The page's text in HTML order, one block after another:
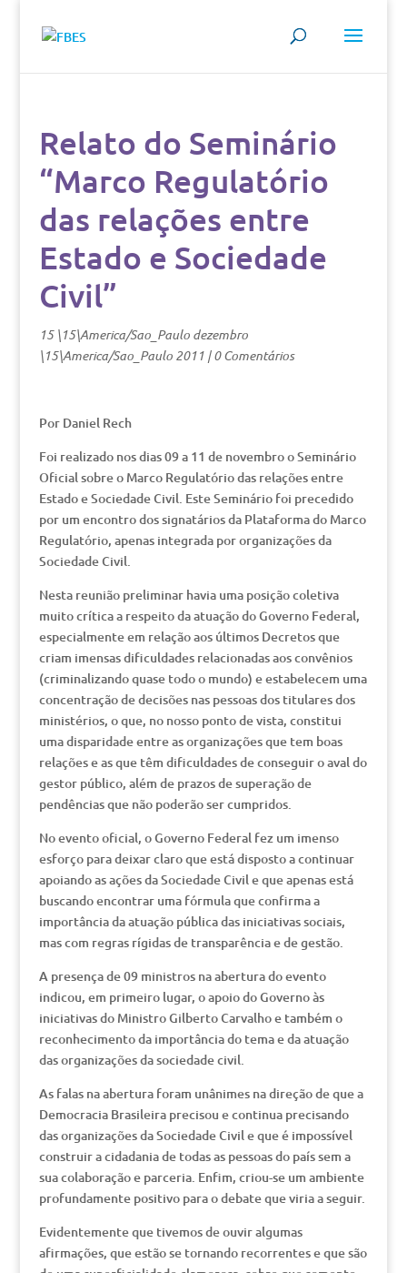
Relato do Seminário
“Marco Regulatório
das relações entre
Estado e Sociedade
Civil”
15 \15\America/Sao_Paulo dezembro
\15\America/Sao_Paulo 2011|0 Comentários
Por Daniel Rech
Foi realizado nos dias 09 a 11 de novembro o Seminário
Oficial sobre o Marco Regulatório das relações entre
Estado e Sociedade Civil. Este Seminário foi precedido
por um encontro dos signatários da Plataforma do Marco
Regulatório, apenas integrada por organizações da
Sociedade Civil.
Nesta reunião preliminar havia uma posição coletiva
muito crítica a respeito da atuação do Governo Federal,
especialmente em relação aos últimos Decretos que
criam imensas dificuldades relacionadas aos convênios
(criminalizando quase todo o mundo) e estabelecem uma
concentração de decisões nas pessoas dos titulares dos
ministérios, o que, no nosso ponto de vista, constitui
uma disparidade entre as organizações que tem boas
relações e as que têm dificuldades de conseguir o aval do
gestor público, além de prazos de superação de
pendências que não poderão ser cumpridos.
No evento oficial, o Governo Federal fez um imenso
esforço para deixar claro que está disposto a continuar
apoiando as ações da Sociedade Civil e que apenas está
buscando encontrar uma fórmula que confirma a
importância da atuação pública das iniciativas sociais,
mas com regras rígidas de transparência e de gestão.
A presença de 09 ministros na abertura do evento
indicou, em primeiro lugar, o apoio do Governo às
iniciativas do Ministro Gilberto Carvalho e também o
reconhecimento da importância do tema e da atuação
das organizações da sociedade civil.
As falas na abertura foram unânimes na direção de que a
Democracia Brasileira precisou e continua precisando
das organizações da Sociedade Civil e que é impossível
construir a cidadania de todas as pessoas do país sem a
sua colaboração e parceria. Enfim, criou-se um ambiente
profundamente positivo para o debate que viria a seguir.
Evidentemente que tivemos de ouvir algumas
afirmações, que estão se tornando recorrentes e que são